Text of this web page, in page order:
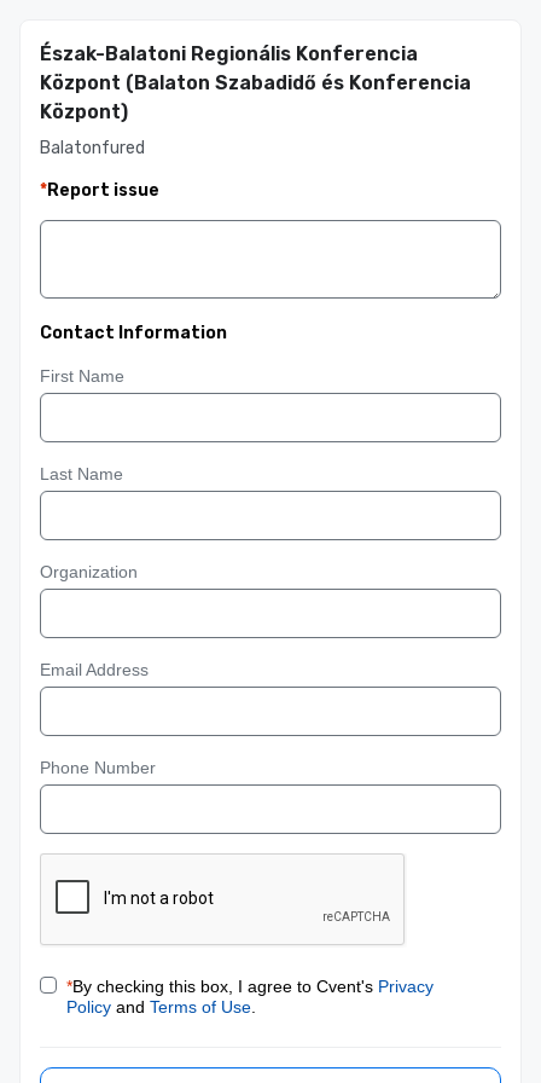
Észak-Balatoni Regionális Konferencia
Központ (Balaton Szabadidő és Konferencia
Központ)
Balatonfured
*Report issue
Contact Information
First Name
Last Name
Organization
Email Address
Phone Number
*By checking this box, I agree to Cvent's Privacy
Policy and Terms of Use